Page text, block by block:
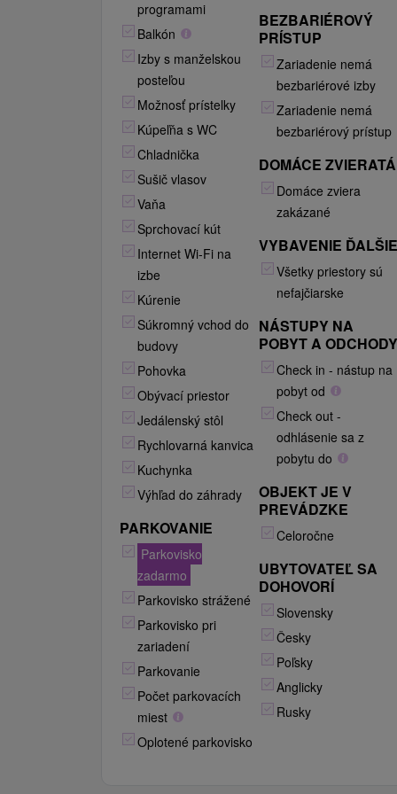
programami
Balkón
Izby s manželskou
posteľou
Možnosť prístelky
Kúpeľňa s WC
Chladnička
Sušič vlasov
Vaňa
Sprchovací kút
Internet Wi-Fi na
izbe
Kúrenie
Súkromný vchod do
budovy
Pohovka
Obývací priestor
Jedálenský stôl
Rychlovarná kanvica
Kuchynka
Výhľad do záhrady
PARKOVANIE
Parkovisko
zadarmo
Parkovisko strážené
Parkovisko pri
zariadení
Parkovanie
Počet parkovacích
miest
Oplotené parkovisko
BEZBARIÉROVÝ
PRÍSTUP
Zariadenie nemá
bezbariérové izby
Zariadenie nemá
bezbariérový prístup
DOMÁCE ZVIERATÁ
Domáce zviera
zakázané
VYBAVENIE ĎALŠIE
Všetky priestory sú
nefajčiarske
NÁSTUPY NA
POBYT A ODCHODY
Check in - nástup na
pobyt od
Check out -
odhlásenie sa z
pobytu do
OBJEKT JE V
PREVÁDZKE
Celoročne
UBYTOVATEĽ SA
DOHOVORÍ
Slovensky
Česky
Poľsky
Anglicky
Rusky